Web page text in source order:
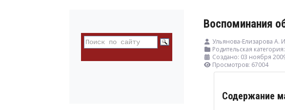
Воспоминания
Ульянова-Елизарова А.
Родительская категория:
Создано: 03 ноября
Просмотров: 67004
Содержание